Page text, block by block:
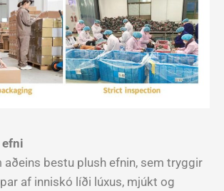
aðeins bestu plush efnin, sem tryggir
af inniskó líði lúxus, mjúkt og